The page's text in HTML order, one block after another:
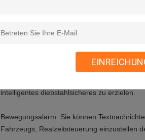
Geo-Zaun: Er schickt Warnung zur
Flugbahn-Wiedergabe: 180 Tage, die
Play-back, simultane Showgeschwindigkeit,
Erschütterungswarnung: eingebauter
intelligentes diebstahlsicheres zu erzielen.
Bewegungsalarm: Sie können
Fahrzeugs, Realzeitsteuerung einzustellen